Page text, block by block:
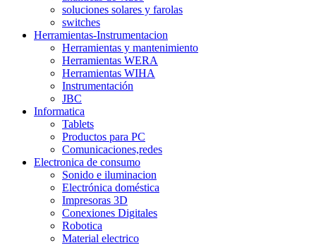
soluciones solares y farolas
switches
Herramientas-Instrumentacion
Herramientas y mantenimiento
Herramientas WERA
Herramientas WIHA
Instrumentación
JBC
Informatica
Tablets
Productos para PC
Comunicaciones,redes
Electronica de consumo
Sonido e iluminacion
Electrónica doméstica
Impresoras 3D
Conexiones Digitales
Robotica
Material electrico